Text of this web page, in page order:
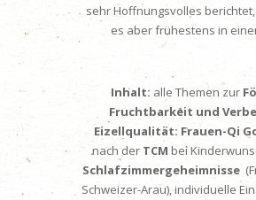
sehr Hoffnungsvolles
es aber frühestens in
Inhalt: alle Themen zur
Fruchtbarkeit und
Eizellqualität: Frauen-Qi
nach der TCM bei
Schlafzimmergeheimnisse
Schweizer-Arau), individuelle